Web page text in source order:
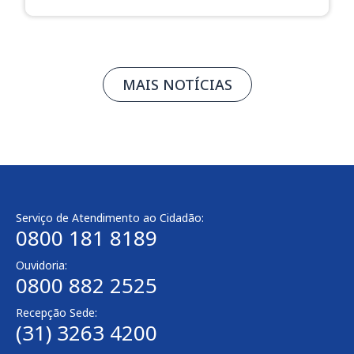
MAIS NOTÍCIAS
Serviço de Atendimento ao Cidadão:
0800 181 8189
Ouvidoria:
0800 882 2525​
Recepção Sede:
(31) 3263 4200